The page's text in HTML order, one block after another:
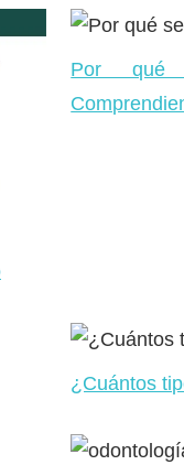
Por qué
¿Cuántos